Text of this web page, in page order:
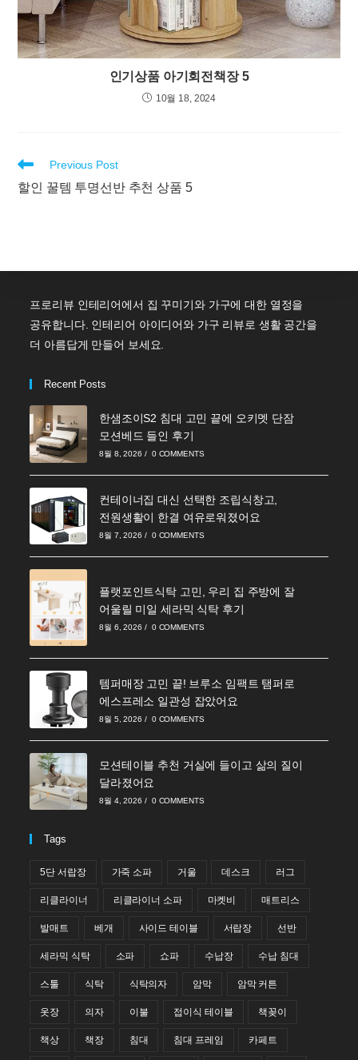
인기상품 아기회전책장 5
10월 18, 2024
Read
articles
Previous Post
할인 꿀템 투명선반 추천 상품 5
프로리뷰 인테리어에서 집 꾸미기와 가구에 대한 열정을
공유합니다. 인테리어 아이디어와 가구 리뷰로 생활 공간을
더 아름답게 만들어 보세요.
Recent Posts
한샘조이S2 침대 고민 끝에 오키멧 단잠
모션베드 들인 후기
8월 8, 2026 / 0 COMMENTS
컨테이너집 대신 선택한 조립식창고,
전원생활이 한결 여유로워졌어요
8월 7, 2026 / 0 COMMENTS
플랫포인트식탁 고민, 우리 집 주방에 잘
어울릴 미일 세라믹 식탁 후기
8월 6, 2026 / 0 COMMENTS
템퍼매장 고민 끝! 브루소 임팩트 탬퍼로
에스프레소 일관성 잡았어요
8월 5, 2026 / 0 COMMENTS
모션테이블 추천 거실에 들이고 삶의 질이
달라졌어요
8월 4, 2026 / 0 COMMENTS
Tags
5단 서랍장 가죽 소파 거울 데스크 러그
리클라이너 리클라이너 소파 마켓비 매트리스
발매트 베개 사이드 테이블 서랍장 선반
세라믹 식탁 소파 쇼파 수납장 수납 침대
스툴 식탁 식탁의자 암막 암막 커튼
옷장 의자 이불 접이식 테이블 책꽂이
책상 책장 침대 침대 프레임 카페트